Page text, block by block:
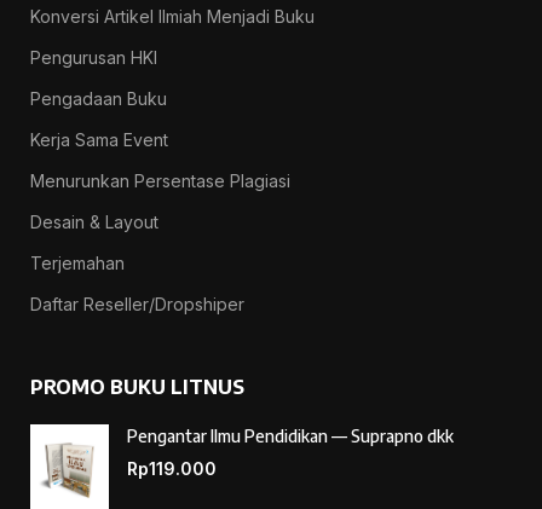
Konversi Artikel Ilmiah Menjadi Buku
Pengurusan HKI
Pengadaan Buku
Kerja Sama Event
Menurunkan Persentase Plagiasi
Desain & Layout
Terjemahan
Daftar Reseller/Dropshiper
PROMO BUKU LITNUS
Pengantar Ilmu Pendidikan — Suprapno dkk
Rp119.000